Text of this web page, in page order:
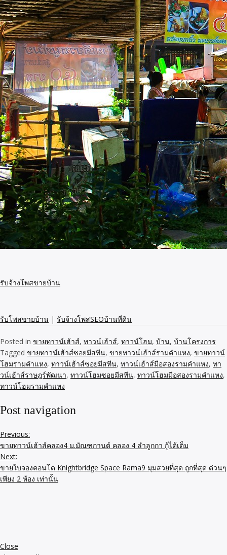
รับจ้างโพสขายบ้าน
รับโพสขายบ้าน | รับจ้างโพสSEOบ้านที่ดิน
Posted in ขายทาวน์เฮ้าส์, ทาวน์เฮ้าส์, ทาวน์โฮม, บ้าน, บ้านโครงการ
Tagged ขายทาวน์เฮ้าส์ซอยมีสทีน, ขายทาวน์เฮ้าส์รามคำแหง, ขายทาวน์
โฮมรามคำแหง, ทาวน์เฮ้าส์ซอยมีสทีน, ทาวน์เฮ้าส์มือสองรามคำแหง, ทา
วน์เฮ้าส์ราษฎร์พัฒนา, ทาวน์โฮมซอยมีสทีน, ทาวน์โฮมมือสองรามคำแหง,
ทาวน์โฮมรามคำแหง
Post navigation
Previous:
ขายทาวน์เฮ้าส์คลอง4 ม.มัณฑกานต์ คลอง 4 ลำลูกกา กู้ได้เต็ม
Next:
ขายใบจองคอนโด Knightbridge Space Rama9 มุมสวยที่สุด ถูกที่สุด ด่วนๆ
เพียง 2 ห้อง เท่านั้น
Close